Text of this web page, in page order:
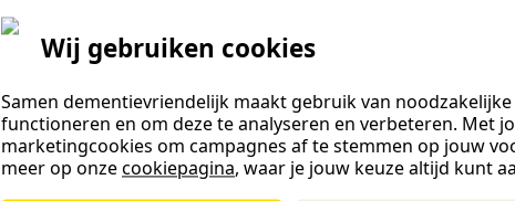
Wij gebruiken cookies
Samen dementievriendelijk maakt gebruik van
functioneren en om deze te analyseren en verbeteren. Met
marketingcookies om campagnes af te stemmen op jouw
meer op onzecookiepagina, waar je jouw keuze altijd kunt